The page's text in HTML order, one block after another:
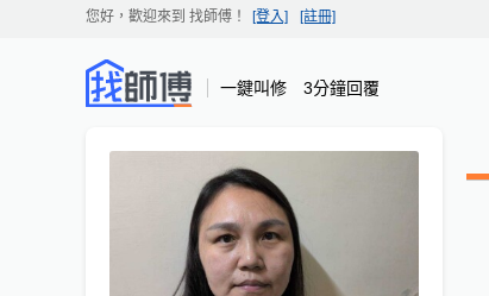
您好，歡迎來到 找師傅 ！ [登入] [註冊]
一鍵叫修 3分鐘回覆